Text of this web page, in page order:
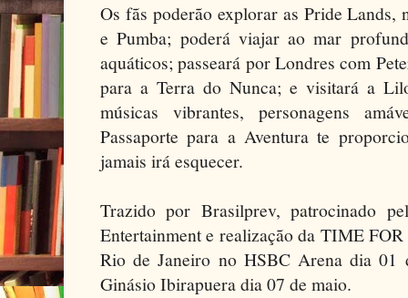
Os fãs poderão explorar as Pride
e Pumba; poderá viajar ao mar
aquáticos; passeará por Londres com
para a Terra do Nunca; e visitará a
músicas vibrantes, personagens
Passaporte para a Aventura te
jamais irá esquecer.
Trazido por Brasilprev, patrocinado
Entertainment e realização da TIME
Rio de Janeiro no HSBC Arena dia 01
Ginásio Ibirapuera dia 07 de maio.